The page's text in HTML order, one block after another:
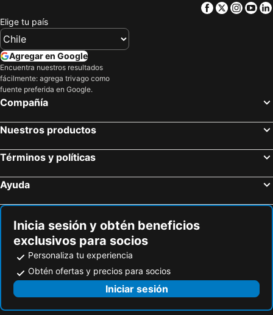
Facebook
Twitter
Elige tu país
Agregar en Google
Encuentra nuestros resultados
fácilmente: agrega trivago como
fuente preferida en Google.
Compañía
Nuestros productos
Términos y políticas
Ayuda
Inicia sesión y obtén beneficios
exclusivos para socios
Personaliza tu experiencia
Obtén ofertas y precios para socios
Iniciar sesión